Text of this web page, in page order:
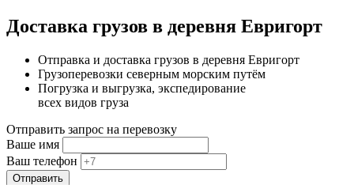
Доставка грузов в деревня Евригорт
Отправка и доставка грузов в деревня Евригорт
Грузоперевозки северным морским путём
Погрузка и выгрузка, экспедирование
всех видов груза
Отправить запрос на перевозку
Ваше имя
Ваш телефон
Отправить